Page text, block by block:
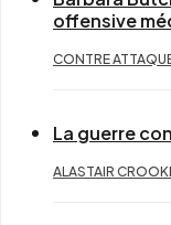
offensive
CONTRE
La guerre
ALASTAIR